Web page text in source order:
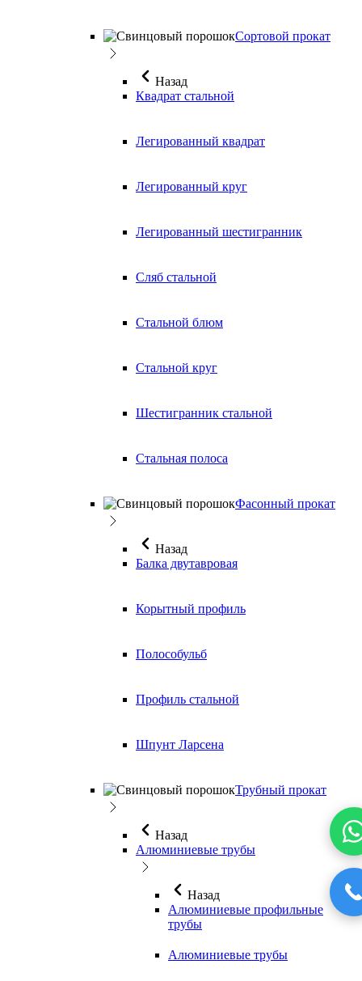
Сортовой прокат
Назад
Квадрат стальной
Легированный квадрат
Легированный круг
Легированный шестигранник
Сляб стальной
Стальной блюм
Стальной круг
Шестигранник стальной
Стальная полоса
Фасонный прокат
Назад
Балка двутавровая
Корытный профиль
Полособульб
Профиль стальной
Шпунт Ларсена
Трубный прокат
Назад
Алюминиевые трубы
Назад
Алюминиевые профильные
трубы
Алюминиевые трубы